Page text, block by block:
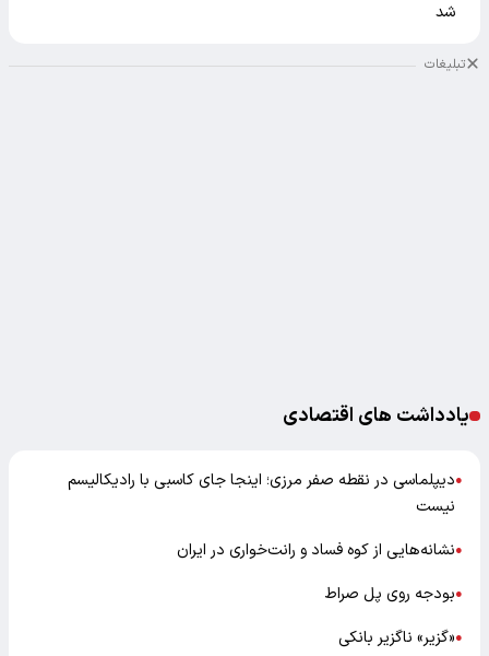
شد
تبلیغات
یادداشت های اقتصادی
●دیپلماسی در نقطه صفر مرزی؛ اینجا جای کاسبی با رادیکالیسم
نیست
●نشانه‌هایی از کوه فساد و رانت‌خواری در ایران
●بودجه روی پل صراط
●«گزیر» ناگزیر بانکی